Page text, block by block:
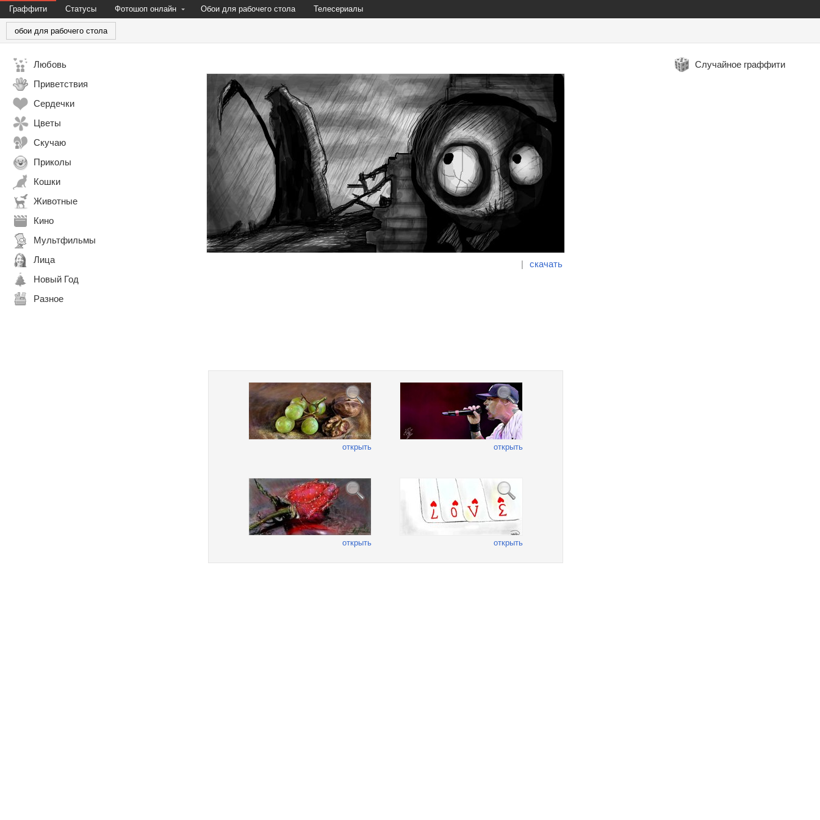
Граффити Статусы Фотошоп онлайн Обои для рабочего стола Телесериалы
обои для рабочего стола
Любовь
Приветствия
Сердечки
Цветы
Скучаю
Приколы
Кошки
Животные
Кино
Мультфильмы
Лица
Новый Год
Разное
| скачать
открыть открыть
открыть открыть
Случайное граффити